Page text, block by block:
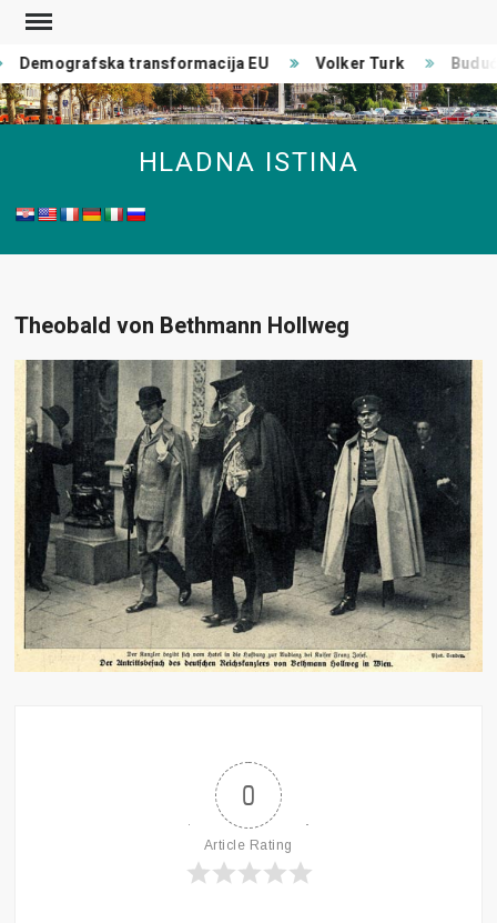
Skip
content
Demografska transformacija EU Volker Turk
HLADNA ISTINA
Theobald von Bethmann Hollweg
0
Article Rating